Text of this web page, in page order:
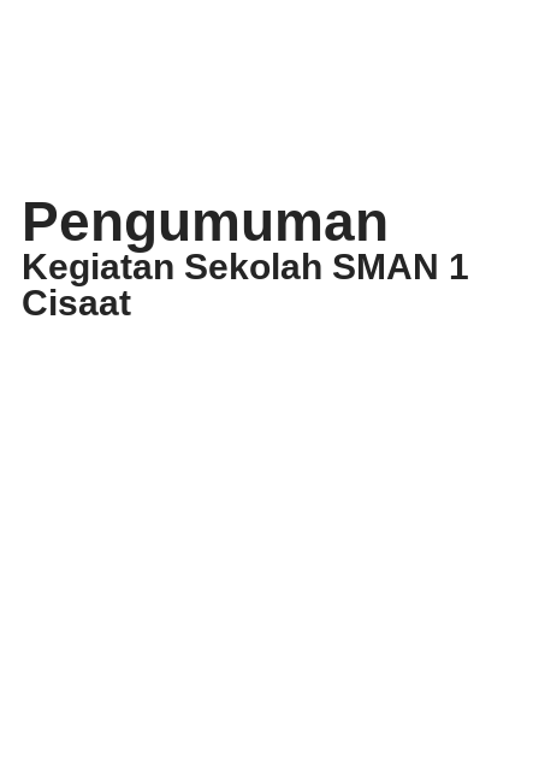
Pengumuman
Kegiatan Sekolah SMAN 1
Cisaat